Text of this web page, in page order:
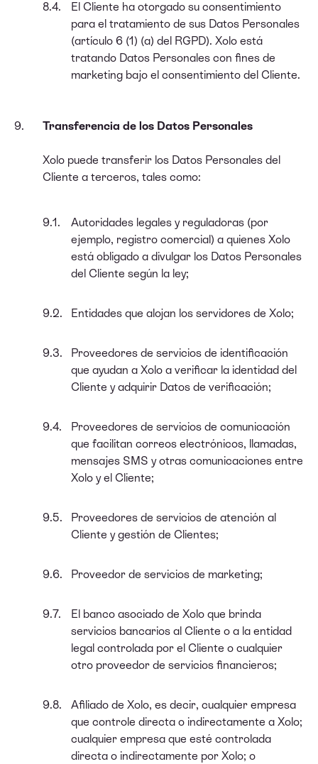
El Cliente ha otorgado su consentimiento
para el tratamiento de sus Datos Personales
(artículo 6 (1) (a) del RGPD). Xolo está
tratando Datos Personales con fines de
marketing bajo el consentimiento del Cliente.
Transferencia de los Datos Personales
Xolo puede transferir los Datos Personales del
Cliente a terceros, tales como:
Autoridades legales y reguladoras (por
ejemplo, registro comercial) a quienes Xolo
está obligado a divulgar los Datos Personales
del Cliente según la ley;
Entidades que alojan los servidores de Xolo;
Proveedores de servicios de identificación
que ayudan a Xolo a verificar la identidad del
Cliente y adquirir Datos de verificación;
Proveedores de servicios de comunicación
que facilitan correos electrónicos, llamadas,
mensajes SMS y otras comunicaciones entre
Xolo y el Cliente;
Proveedores de servicios de atención al
Cliente y gestión de Clientes;
Proveedor de servicios de marketing;
El banco asociado de Xolo que brinda
servicios bancarios al Cliente o a la entidad
legal controlada por el Cliente o cualquier
otro proveedor de servicios financieros;
Afiliado de Xolo, es decir, cualquier empresa
que controle directa o indirectamente a Xolo;
cualquier empresa que esté controlada
directa o indirectamente por Xolo; o